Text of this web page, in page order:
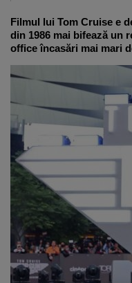
Filmul lui Tom Cruise e
din 1986 mai bifează un
office încasări mai mari